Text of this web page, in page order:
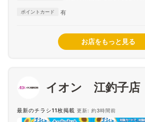
ポイントカード 有
お店をもっと見る
イオン 江釣子店
最新のチラシ11枚掲載 更新: 約3時間前